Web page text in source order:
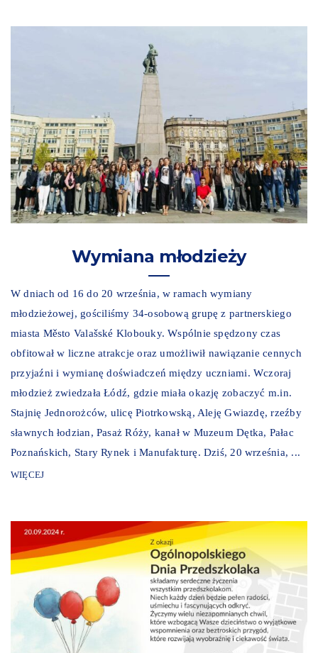
Wymiana młodzieży
W dniach od 16 do 20 września, w ramach wymiany
młodzieżowej, gościliśmy 34-osobową grupę z partnerskiego
miasta Město Valašské Klobouky. Wspólnie spędzony czas
obfitował w liczne atrakcje oraz umożliwił nawiązanie cennych
przyjaźni i wymianę doświadczeń między uczniami. Wczoraj
młodzież zwiedzała Łódź, gdzie miała okazję zobaczyć m.in.
Stajnię Jednorożców, ulicę Piotrkowską, Aleję Gwiazdę, rzeźby
sławnych łodzian, Pasaż Róży, kanał w Muzeum Dętka, Pałac
Poznańskich, Stary Rynek i Manufakturę. Dziś, 20 września, ...
WIĘCEJ